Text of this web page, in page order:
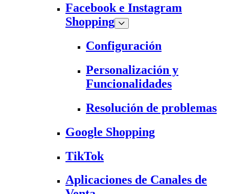
Facebook e Instagram
Shopping
Configuración
Personalización y
Funcionalidades
Resolución de problemas
Google Shopping
TikTok
Aplicaciones de Canales de